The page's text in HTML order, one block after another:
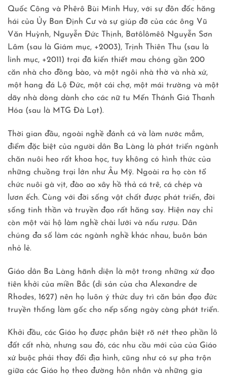
Quốc Công và Phêrô Bùi Minh Huy, với sự đôn đốc hăng
hái của Ủy Ban Ðịnh Cư và sự giúp đỡ của các ông Vũ
Văn Huỳnh, Nguyễn Ðức Thịnh, Batôlômêô Nguyễn Sơn
Lâm (sau là Giám mục, +2003), Trịnh Thiên Thu (sau là
linh mục, +2011) trại đã kiến thiết mau chóng gần 200
căn nhà cho đồng bào, và một ngôi nhà thờ và nhà xứ,
một hang đá Lộ Ðức, một cái chợ, một mái trường và một
dãy nhà dòng dành cho các nữ tu Mến Thánh Giá Thanh
Hóa (sau là MTG Đà Lạt).
Thời gian đầu, ngoài nghề đánh cá và làm nước mắm,
điểm đặc biệt của người dân Ba Làng là phát triển ngành
chăn nuôi heo rất khoa học, tuy không có hình thức của
những chuồng trại lớn như Âu Mỹ. Ngoài ra họ còn tổ
chức nuôi gà vịt, đào ao xây hồ thả cá trê, cá chép và
lươn ếch. Cùng với đời sống vật chất được phát triển, đời
sống tinh thần và truyền đạo rất hăng say. Hiện nay chỉ
còn một vài hộ làm nghề chài lưới và nấu rượu. Dân
chúng đa số làm các ngành nghề khác nhau, buôn bán
nhỏ lẻ.
Giáo dân Ba Làng hãnh diện là một trong những xứ đạo
tiên khởi của miền Bắc (di sản của cha Alexandre de
Rhodes, 1627) nên họ luôn ý thức duy trì căn bản đạo đức
truyền thống làm gốc cho nếp sống ngày càng phát triển.
Khởi đầu, các Giáo họ được phân biệt rõ nét theo phần lô
đất cất nhà, nhưng sau đó, các nhu cầu mới của của Giáo
xứ buộc phải thay đổi địa hình, cũng như có sự pha trộn
giữa các Giáo họ theo đường hôn nhân và những gia